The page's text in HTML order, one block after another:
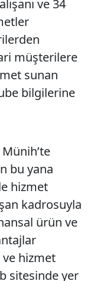
ve 34
müşterilere
sunan
bilgilerine
Münih’te
bu yana
hizmet
kadrosuyla
ürün ve
hizmet
sitesinde yer